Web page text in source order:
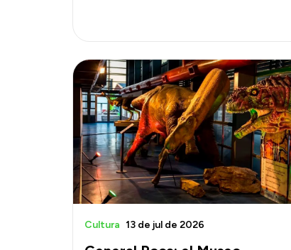
Cultura 13 de jul de 2026